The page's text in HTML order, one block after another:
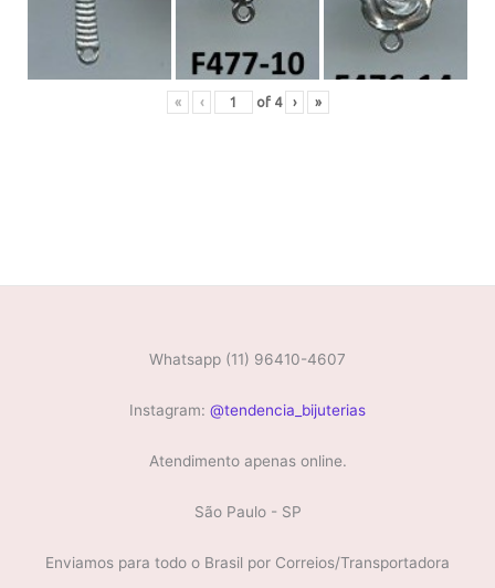
« ‹ of 4 › »
Whatsapp (11) 96410-4607
Instagram: @tendencia_bijuterias
Atendimento apenas online.
São Paulo - SP
Enviamos para todo o Brasil por Correios/Transportadora